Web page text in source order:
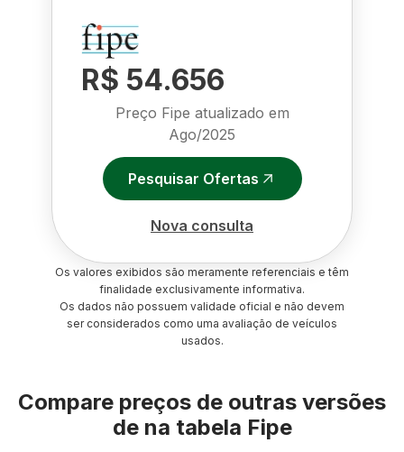
R$ 54.656
Preço Fipe atualizado em
Ago/2025
Pesquisar Ofertas
Nova consulta
Os valores exibidos são meramente referenciais e têm
finalidade exclusivamente informativa.
Os dados não possuem validade oficial e não devem
ser considerados como uma avaliação de veículos
usados.
Compare preços de outras versões
de na tabela Fipe